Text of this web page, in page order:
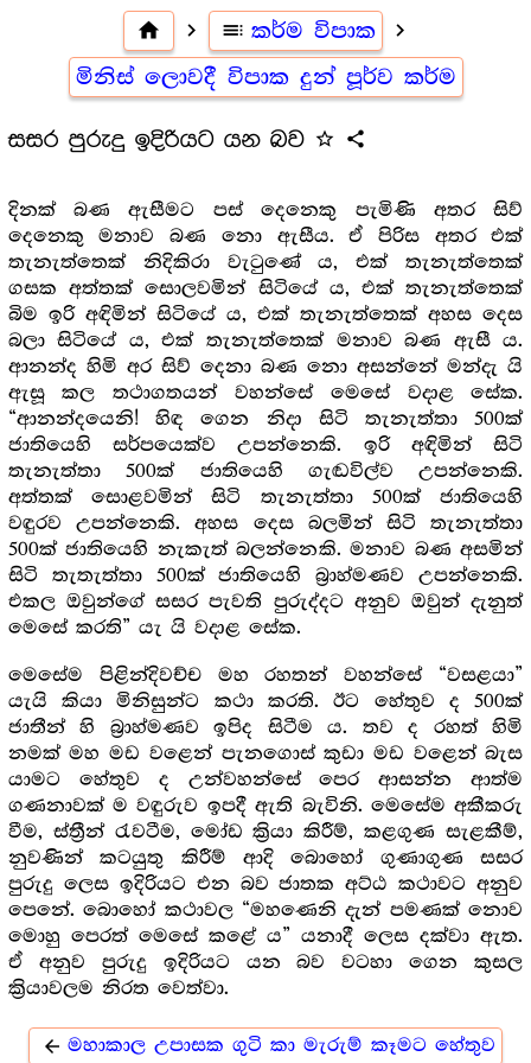
home navigate_next toc කර්ම විපාක navigate_next
මිනිස් ලොවදී විපාක දුන් පූර්ව කර්ම
සසර පුරුදු ඉදිරියට යන බව star_outline share
දිනක් බණ ඇසීමට පස් දෙනෙකු පැමිණි අතර සිව්
දෙනෙකු මනාව බණ නො ඇසීය. ඒ පිරිස අතර එක්
තැනැත්තෙක් නිදිකිරා වැටුණේ ය, එක් තැනැත්තෙක්
ගසක අත්තක් සොලවමින් සිටියේ ය, එක් තැනැත්තෙක්
බිම ඉරි අඳිමින් සිටියේ ය, එක් තැනැත්තෙක් අහස දෙස
බලා සිටියේ ය, එක් තැනැත්තෙක් මනාව බණ ඇසී ය.
ආනන්ද හිමි අර සිව් දෙනා බණ නො අසන්නේ මන්දැ යි
ඇසූ කල තථාගතයන් වහන්සේ මෙසේ වදාළ සේක.
“ආනන්දයෙනි! හිඳ ගෙන නිදා සිටි තැනැත්තා 500ක්
ජාතියෙහි සර්පයෙක්ව උපන්නෙකි. ඉරි අඳිමින් සිටි
තැනැත්තා 500ක් ජාතියෙහි ගැඬවිල්ව උපන්නෙකි.
අත්තක් සොළවමින් සිටි තැනැත්තා 500ක් ජාතියෙහි
වඳුරව උපන්නෙකි. අහස දෙස බලමින් සිටි තැනැත්තා
500ක් ජාතියෙහි නැකැත් බලන්නෙකි. මනාව බණ අසමින්
සිටි තැතැත්තා 500ක් ජාතියෙහි බ්‍රාහ්මණව උපන්නෙකි.
එකල ඔවුන්ගේ සසර පැවති පුරුද්දට අනුව ඔවුන් දැනුත්
මෙසේ කරති” යැ යි වදාළ සේක.
මෙසේම පිළින්දිවච්ච මහ රහතන් වහන්සේ “වසළයා”
යැයි කියා මිනිසුන්ට කථා කරති. ඊට හේතුව ද 500ක්
ජාතීන් හි බ්‍රාහ්මණව ඉපිද සිටීම ය. තව ද රහත් හිමි
නමක් මහ මඩ වළෙන් පැනගොස් කුඩා මඩ වළෙන් බැස
යාමට හේතුව ද උන්වහන්සේ පෙර ආසන්න ආත්ම
ගණනාවක් ම වඳුරුව ඉපදී ඇති බැවිනි. මෙසේම අකීකරු
වීම, ස්ත්‍රීන් රැවටීම, මෝඩ ක්‍රියා කිරීම්, කළගුණ සැළකීම්,
නුවණින් කටයුතු කිරීම් ආදි බොහෝ ගුණාගුණ සසර
පුරුදු ලෙස ඉදිරියට එන බව ජාතක අට්ඨ කථාවට අනුව
පෙනේ. බොහෝ කථාවල “මහණෙනි දැන් පමණක් නොව
මොහු පෙරත් මෙසේ කළේ ය” යනාදී ලෙස දක්වා ඇත.
ඒ අනුව පුරුදු ඉදිරියට යන බව වටහා ගෙන කුසල
ක්‍රියාවලම නිරත වෙත්වා.
arrow_back මහාකාල උපාසක ගුටි කා මැරුම් කෑමට හේතුව